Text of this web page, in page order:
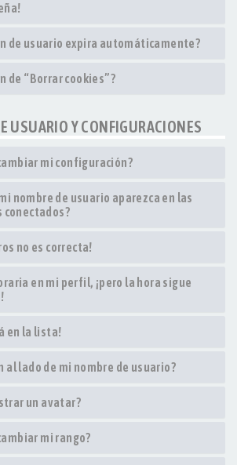
de usuario expira automáticamente?
de “Borrar cookies”?
USUARIO Y CONFIGURACIONES
mi configuración?
nombre de usuario aparezca en las
conectados?
no es correcta!
en mi perfil, ¡pero la hora sigue
en la lista!
al lado de mi nombre de usuario?
un avatar?
mi rango?